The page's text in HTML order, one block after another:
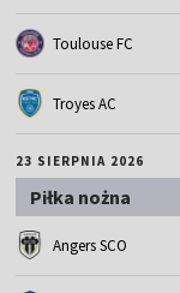
Toulouse FC
Troyes AC
23 SIERPNIA 2026
Piłka nożna
Angers SCO